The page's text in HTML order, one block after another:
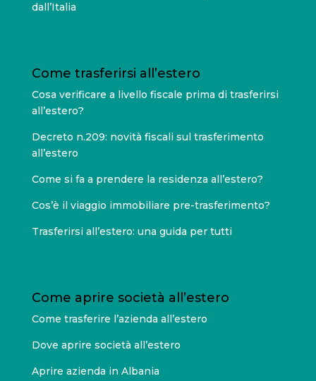
dall’Italia
Come trasferirsi all’estero
Cosa verificare a livello fiscale prima di trasferirsi
all’estero?
Decreto n.209: novità fiscali sul trasferimento
all’estero
Come si fa a prendere la residenza all’estero?
Cos’è il viaggio immobiliare pre-trasferimento?
Trasferirsi all’estero: una guida per tutti
Come aprire società all’estero
Come trasferire l’azienda all’estero
Dove aprire società all’estero
Aprire azienda in Albania